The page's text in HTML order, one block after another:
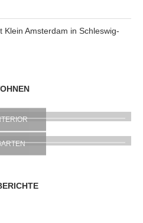
Klein Amsterdam in Schleswig-